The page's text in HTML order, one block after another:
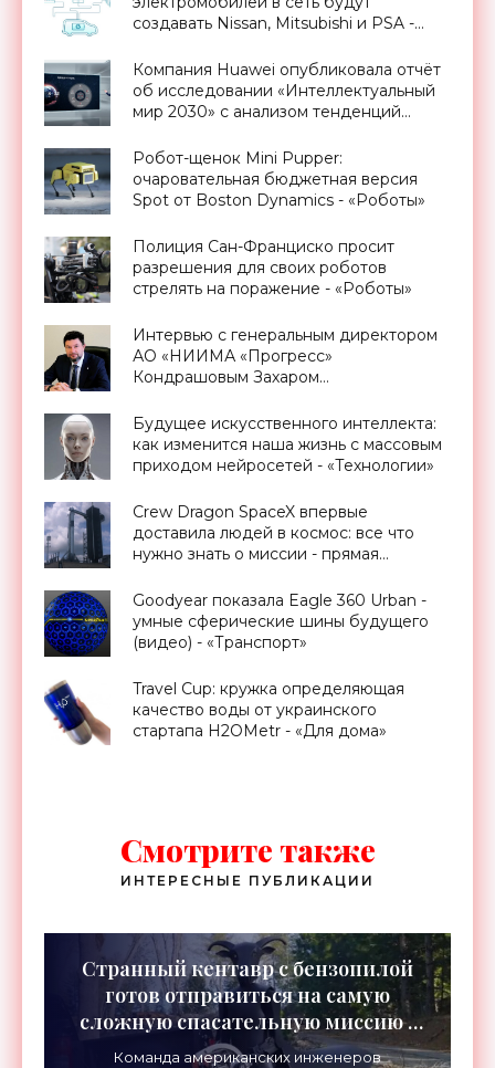
создавать Nissan, Mitsubishi и PSA -
Компания Huawei опубликовала отчёт
об исследовании «Интеллектуальный
мир 2030» с анализом тенденций
«Смартфоны»
Робот-щенок Mini Pupper:
очаровательная бюджетная версия
Spot от Boston Dynamics - «Роботы»
Полиция Сан-Франциско просит
разрешения для своих роботов
стрелять на поражение - «Роботы»
Интервью с генеральным директором
АО «НИИМА «Прогресс»
Кондрашовым Захаром
Форума «Микроэлектроника-2021» -
«Смартфоны»
Будущее искусственного интеллекта:
как изменится наша жизнь с массовым
приходом нейросетей - «Технологии»
Crew Dragon SpaceX впервые
доставила людей в космос: все что
нужно знать о миссии - прямая
Goodyear показала Eagle 360 Urban -
умные сферические шины будущего
(видео) - «Транспорт»
Travel Cup: кружка определяющая
качество воды от украинского
стартапа H2OMetr - «Для дома»
Смотрите также
ИНТЕРЕСНЫЕ ПУБЛИКАЦИИ
Странный кентавр с бензопилой
готов отправиться на самую
сложную спасательную миссию -
«Роботы»
Команда американских инженеров